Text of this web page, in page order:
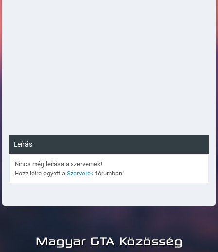
Leírás
Nincs még leírása a szervernek!
Hozz létre egyett a Szerverek fórumban!
Magyar GTA Közösség